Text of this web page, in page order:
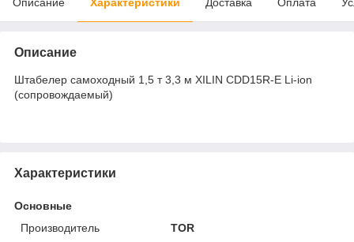
Описание
Штабелер самоходный 1,5 т 3,3 м XILIN CDD15R-E Li-ion
(сопровождаемый)
Характеристики
Основные
Производитель
TOR